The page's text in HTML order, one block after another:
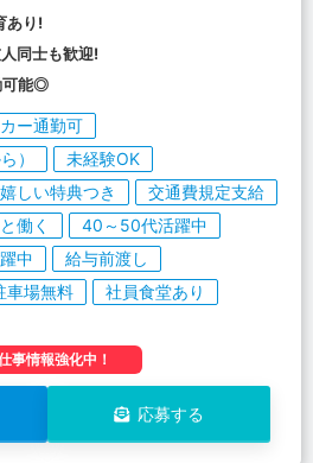
あり!
同士も歓迎!
可能◎
ー通勤可
）
未経験OK
嬉しい特典つき
交通費規定支給
働く
40～50代活躍中
中
給与前渡し
車場無料
社員食堂あり
事情報強化中！
応募する